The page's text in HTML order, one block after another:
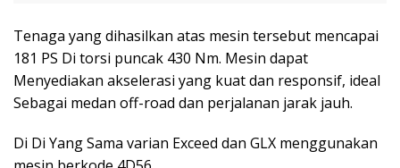
Tenaga yang dihasilkan atas mesin tersebut mencapai
181 PS Di torsi puncak 430 Nm. Mesin dapat
Menyediakan akselerasi yang kuat dan responsif, ideal
Sebagai medan off-road dan perjalanan jarak jauh.
Di Di Yang Sama varian Exceed dan GLX menggunakan